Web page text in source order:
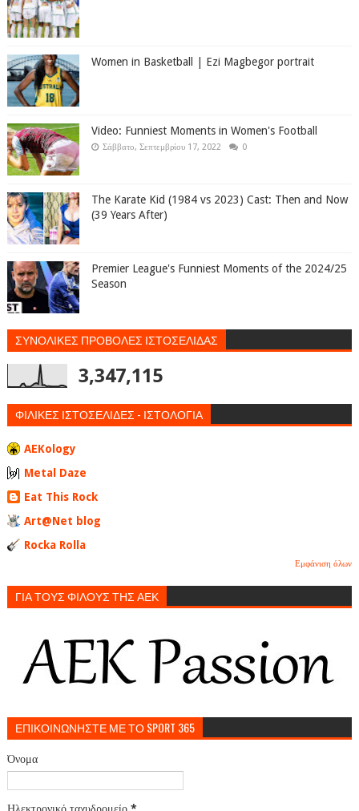
Women in Basketball | Ezi Magbegor portrait
Video: Funniest Moments in Women's Football
Σάββατο, Σεπτεμβρίου 17, 2022 0
The Karate Kid (1984 vs 2023) Cast: Then and Now
(39 Years After)
Premier League's Funniest Moments of the 2024/25
Season
ΣΥΝΟΛΙΚΕΣ ΠΡΟΒΟΛΕΣ ΙΣΤΟΣΕΛΙΔΑΣ
3,347,115
ΦΙΛΙΚΕΣ ΙΣΤΟΣΕΛΙΔΕΣ - ΙΣΤΟΛΟΓΙΑ
AEKology
Metal Daze
Eat This Rock
Art@Net blog
Rocka Rolla
Εμφάνιση όλων
ΓΙΑ ΤΟΥΣ ΦΙΛΟΥΣ ΤΗΣ ΑΕΚ
ΕΠΙΚΟΙΝΩΝΗΣΤΕ ΜΕ ΤΟ SPORT 365
Όνομα
Ηλεκτρονικό ταχυδρομείο *